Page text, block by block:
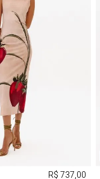
M
R$ 737,00